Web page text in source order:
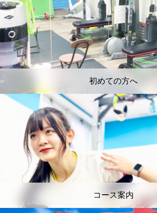
初めての方へ
コース案内